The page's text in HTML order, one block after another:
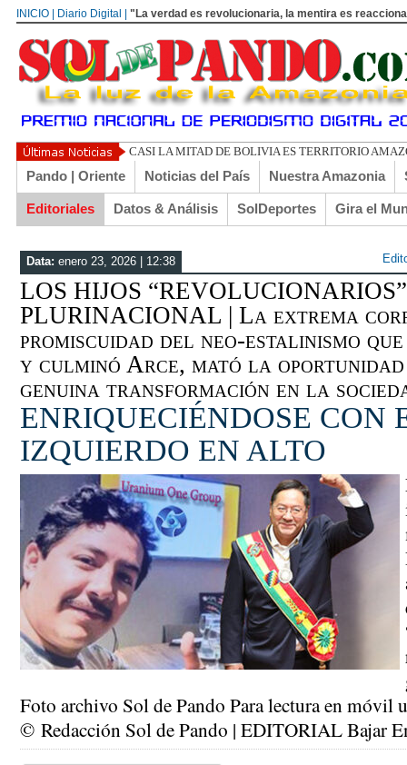
INICIO | Diario Digital | "La verdad es revolucionaria, la mentira es
UN LIBERTAR
Pando | Oriente Noticias del País Nuestra Amazonia
Editoriales Datos & Análisis SolDeportes Gira el
Data: enero 23, 2026 | 12:38
LOS HIJOS
PLURINACIONAL | La extrema
promiscuidad del neo-estalinismo
y culminó Arce, mató la
genuina transformación en la
ENRIQUECIÉNDOSE CON
IZQUIERDO EN ALTO
Foto archivo Sol de Pando Para lectura en móvil
© Redacción Sol de Pando | EDITORIAL Bajar